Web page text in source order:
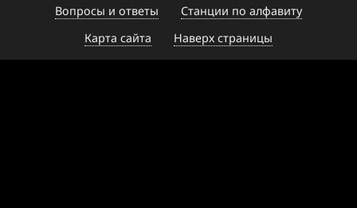
Вопросы и ответы
Станции по алфавиту
Карта сайта
Наверх страницы